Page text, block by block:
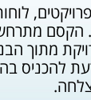
הקסם
מתוך
להכניס